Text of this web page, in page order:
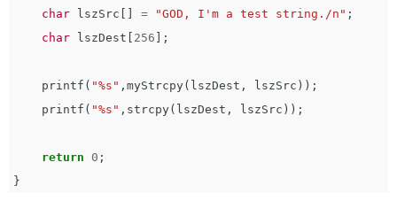
char
lszSrc = "GOD, I'm a test string./n" ;
char
lszDest 256 ];
printf ( "%s" , myStrcpy( lszDest , lszSrc ));
printf ( "%s" , strcpy( lszDest , lszSrc ));
return 0 ;
}